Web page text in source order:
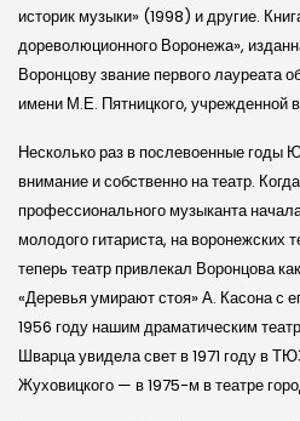
историк музыки» (1998) и другие.
дореволюционного Воронежа»,
Воронцову звание первого лауреата
имени М.Е. Пятницкого, учрежденной
Несколько раз в послевоенные годы
внимание и собственно на театр.
профессионального музыканта
молодого гитариста, на воронежских
теперь театр привлекал Воронцова
«Деревья умирают стоя» А. Касона с
1956 году нашим драматическим
Шварца увидела свет в 1971 году в
Жуховицкого — в 1975-м в театре